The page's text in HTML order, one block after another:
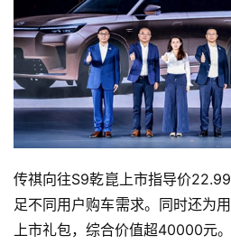
传祺向往S9乾崑上市指导价
足不同用户购车需求。同时还为
上市礼包，综合价值超40000元。